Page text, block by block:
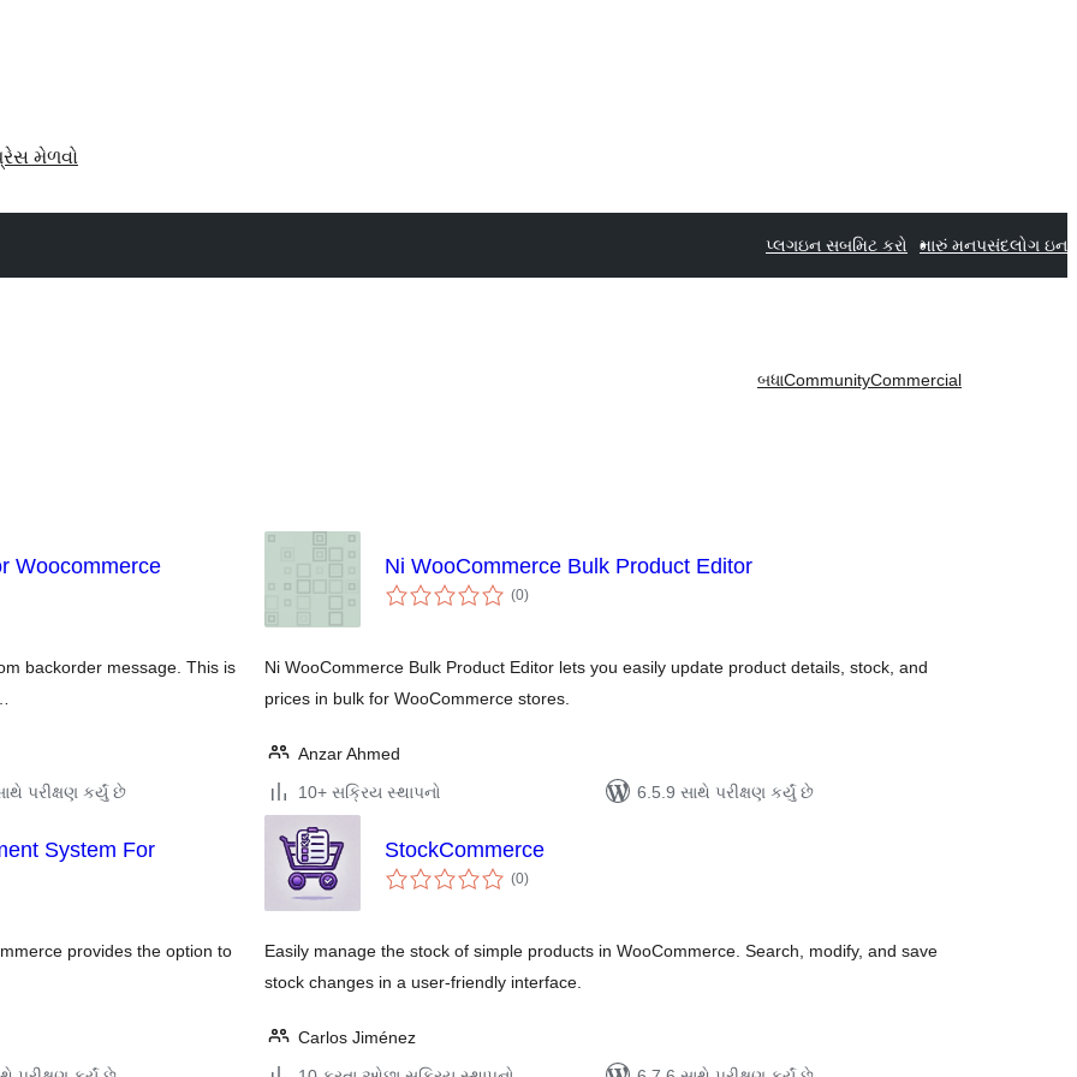
મેળવો
પ્લગઇન સબમિટ કરો મારું મનપસંદલોગ ઇન
બધાCommunityCommercial
Woocommerce
backorder message. This is
પરીક્ષણ કર્યું છે
Ni WooCommerce Bulk Product Editor
(0કુલ
રેટિંગ્સ
)
Ni WooCommerce Bulk Product Editor lets you easily update product details, stock, and
prices in bulk for WooCommerce stores.
Anzar Ahmed
10+ સક્રિય સ્થાપનો
6.5.9 સાથે પરીક્ષણ કર્યું છે
System For
provides the option to
StockCommerce
(0કુલ
રેટિંગ્સ
)
Easily manage the stock of simple products in WooCommerce. Search, modify, and save
stock changes in a user-friendly interface.
Carlos Jiménez